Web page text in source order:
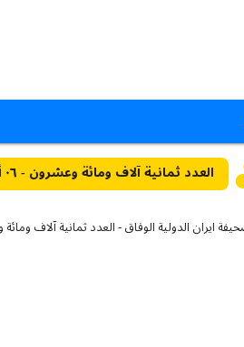
العدد ثمانية آلاف ومائة وعشرون - ٠٦ أغسطس ٢٠٢٦